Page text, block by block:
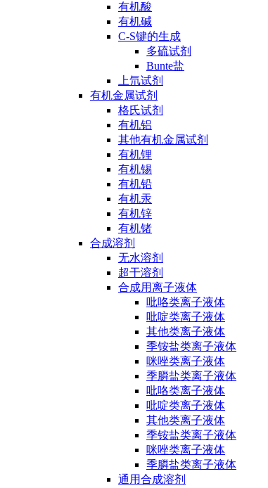
有机酸
有机碱
C-S键的生成
多硫试剂
Bunte盐
上氘试剂
有机金属试剂
格氏试剂
有机铝
其他有机金属试剂
有机锂
有机锡
有机铅
有机汞
有机锌
有机锗
合成溶剂
无水溶剂
超干溶剂
合成用离子液体
吡咯类离子液体
吡啶类离子液体
其他类离子液体
季铵盐类离子液体
咪唑类离子液体
季膦盐类离子液体
吡咯类离子液体
吡啶类离子液体
其他类离子液体
季铵盐类离子液体
咪唑类离子液体
季膦盐类离子液体
通用合成溶剂